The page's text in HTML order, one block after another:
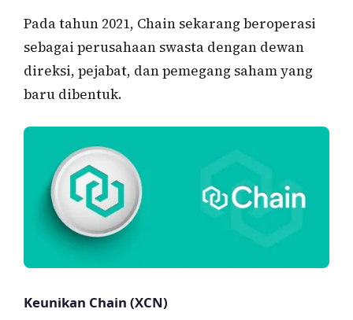
Pada tahun 2021, Chain sekarang beroperasi
sebagai perusahaan swasta dengan dewan
direksi, pejabat, dan pemegang saham yang
baru dibentuk.
Keunikan Chain (XCN)